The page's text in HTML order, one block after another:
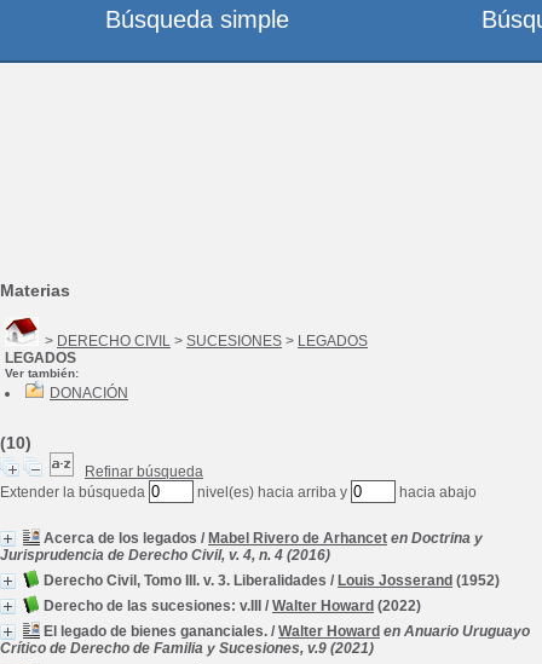
Materias
> DERECHO CIVIL > SUCESIONES > LEGADOS
LEGADOS
Ver también:
DONACIÓN
(10)
Refinar búsqueda
Extender la búsqueda
nivel(es) hacia arriba y hacia abajo
Acerca de los legados / Mabel Rivero de Arhancet en Doctrina y
Jurisprudencia de Derecho Civil, v. 4, n. 4 (2016)
Derecho Civil, Tomo III. v. 3. Liberalidades / Louis Josserand (1952)
Derecho de las sucesiones: v.III
/ Walter Howard (2022)
El legado de bienes gananciales. / Walter Howard en Anuario Uruguayo
Crítico de Derecho de Familia y Sucesiones, v.9 (2021)
Búsqueda simple